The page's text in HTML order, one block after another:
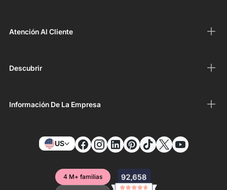
Atención Al Cliente
Descubrir
Información De La Empresa
US
4 M+ familias